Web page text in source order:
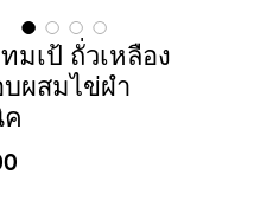
มเป้ ถั่วเหลือง
ผสมไข่ผำ